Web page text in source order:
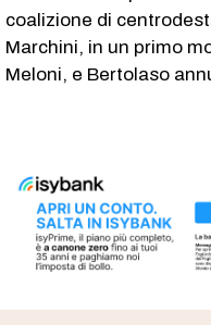
coalizione di
Marchini, in un primo
Meloni, e Bertolaso